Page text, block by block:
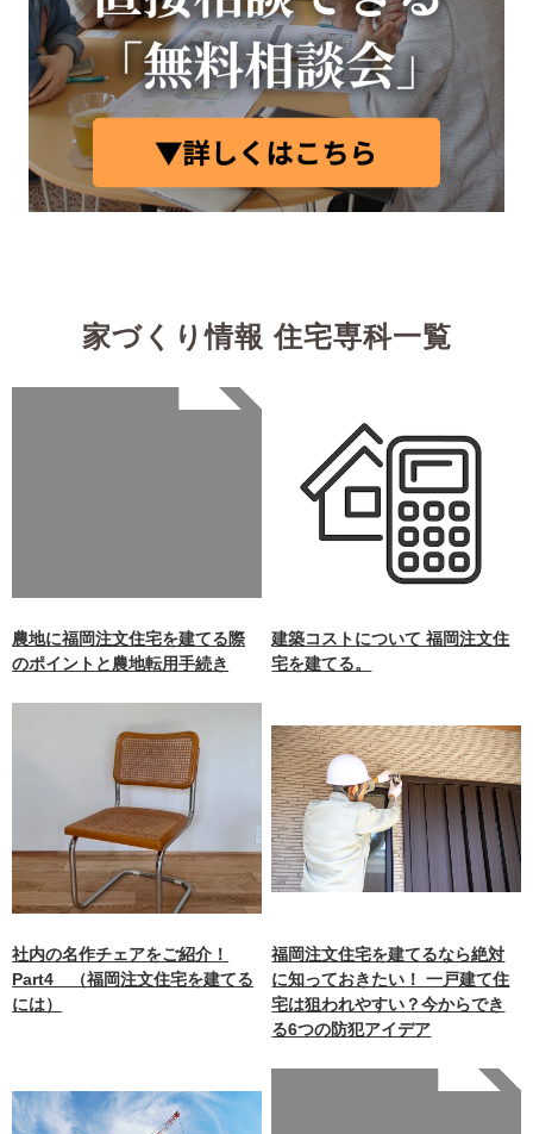
家づくり情報 住宅専科一覧
content/themes/nagasaki/f
unctions.phpon line87
農地に福岡注文住宅を建てる際
のポイントと農地転用手続き
建築コストについて 福岡注文住
宅を建てる。
社内の名作チェアをご紹介！
Part4 （福岡注文住宅を建てる
には）
福岡注文住宅を建てるなら絶対
に知っておきたい！ 一戸建て住
宅は狙われやすい？今からでき
る6つの防犯アイデア